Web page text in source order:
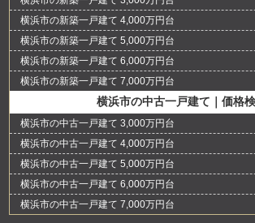
横浜市の新築一戸建て 4,000万円台
横浜市の新築一戸建て 5,000万円台
横浜市の新築一戸建て 6,000万円台
横浜市の新築一戸建て 7,000万円台
横浜市の中古一戸建て｜価格
横浜市の中古一戸建て 3,000万円台
横浜市の中古一戸建て 4,000万円台
横浜市の中古一戸建て 5,000万円台
横浜市の中古一戸建て 6,000万円台
横浜市の中古一戸建て 7,000万円台